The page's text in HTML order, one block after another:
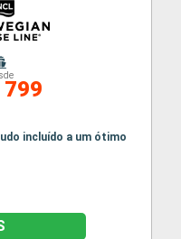
799
incluído a um ótimo